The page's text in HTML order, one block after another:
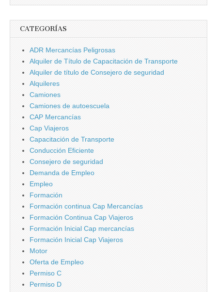
CATEGORÍAS
ADR Mercancí­as Peligrosas
Alquiler de Tí­tulo de Capacitación de Transporte
Alquiler de tí­tulo de Consejero de seguridad
Alquileres
Camiones
Camiones de autoescuela
CAP Mercancí­as
Cap Viajeros
Capacitación de Transporte
Conducción Eficiente
Consejero de seguridad
Demanda de Empleo
Empleo
Formación
Formación continua Cap Mercancí­as
Formación Continua Cap Viajeros
Formación Inicial Cap mercancí­as
Formación Inicial Cap Viajeros
Motor
Oferta de Empleo
Permiso C
Permiso D